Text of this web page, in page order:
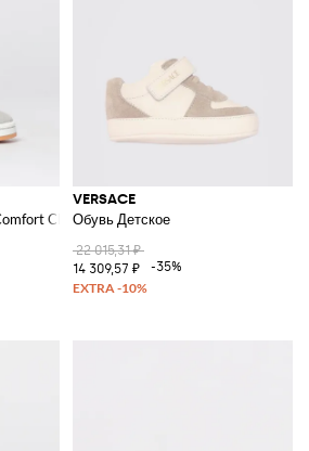
Closure из замши
VERSACE
Обувь Детское
22 015,31 ₽
14 309,57 ₽
-35%